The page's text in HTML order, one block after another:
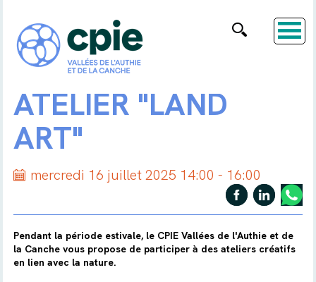
ATELIER "LAND
ART"
mercredi 16 juillet 2025 14:00 - 16:00
Pendant la période estivale, le CPIE Vallées de l'Authie et de
la Canche vous propose de participer à des ateliers créatifs
en lien avec la nature.